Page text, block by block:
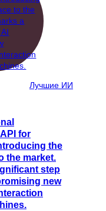
Лучшие ИИ
for
the
the market.
step
new